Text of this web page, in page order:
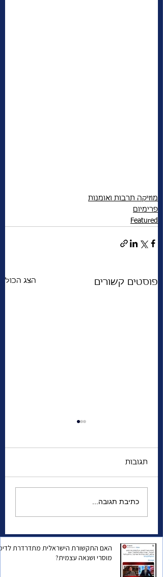
מוזיקה תרבות ואומנות
פרימיום
Featured
פוסטים קשורים הצג הכול
הגנרל שהשתגע | מה
ישראל, או הפחד שהוא
עצמו יישכח?
תגובות
כתיבת תגובה...
האם התקשורת הישראלית מתדרדרת
מוסרי ושנאה עצמית?